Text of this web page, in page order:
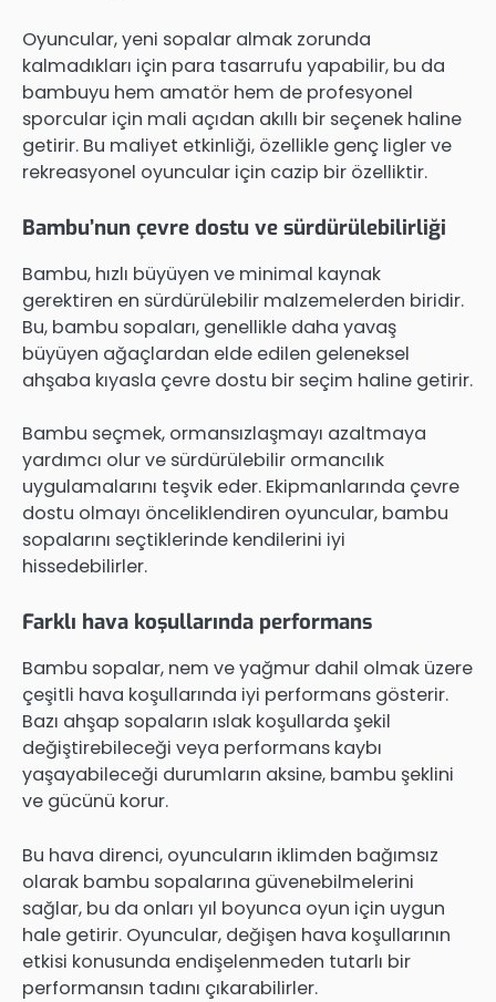
Oyuncular, yeni sopalar almak zorunda
kalmadıkları için para tasarrufu yapabilir, bu da
bambuyu hem amatör hem de profesyonel
sporcular için mali açıdan akıllı bir seçenek haline
getirir. Bu maliyet etkinliği, özellikle genç ligler ve
rekreasyonel oyuncular için cazip bir özelliktir.
Bambu’nun çevre dostu ve sürdürülebilirliği
Bambu, hızlı büyüyen ve minimal kaynak
gerektiren en sürdürülebilir malzemelerden biridir.
Bu, bambu sopaları, genellikle daha yavaş
büyüyen ağaçlardan elde edilen geleneksel
ahşaba kıyasla çevre dostu bir seçim haline getirir.
Bambu seçmek, ormansızlaşmayı azaltmaya
yardımcı olur ve sürdürülebilir ormancılık
uygulamalarını teşvik eder. Ekipmanlarında çevre
dostu olmayı önceliklendiren oyuncular, bambu
sopalarını seçtiklerinde kendilerini iyi
hissedebilirler.
Farklı hava koşullarında performans
Bambu sopalar, nem ve yağmur dahil olmak üzere
çeşitli hava koşullarında iyi performans gösterir.
Bazı ahşap sopaların ıslak koşullarda şekil
değiştirebileceği veya performans kaybı
yaşayabileceği durumların aksine, bambu şeklini
ve gücünü korur.
Bu hava direnci, oyuncuların iklimden bağımsız
olarak bambu sopalarına güvenebilmelerini
sağlar, bu da onları yıl boyunca oyun için uygun
hale getirir. Oyuncular, değişen hava koşullarının
etkisi konusunda endişelenmeden tutarlı bir
performansın tadını çıkarabilirler.